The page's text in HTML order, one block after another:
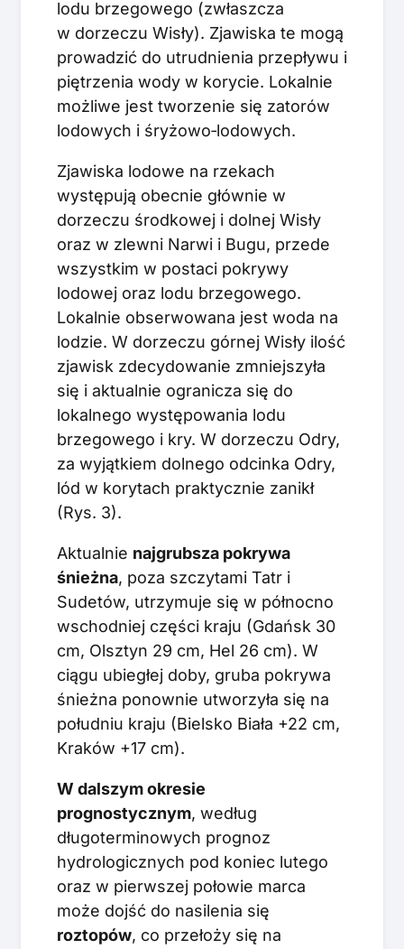
lodu brzegowego (zwłaszcza
w dorzeczu Wisły). Zjawiska te mogą
prowadzić do utrudnienia przepływu i
piętrzenia wody w korycie. Lokalnie
możliwe jest tworzenie się zatorów
lodowych i śryżowo‑lodowych.
Zjawiska lodowe na rzekach
występują obecnie głównie w
dorzeczu środkowej i dolnej Wisły
oraz w zlewni Narwi i Bugu, przede
wszystkim w postaci pokrywy
lodowej oraz lodu brzegowego.
Lokalnie obserwowana jest woda na
lodzie. W dorzeczu górnej Wisły ilość
zjawisk zdecydowanie zmniejszyła
się i aktualnie ogranicza się do
lokalnego występowania lodu
brzegowego i kry. W dorzeczu Odry,
za wyjątkiem dolnego odcinka Odry,
lód w korytach praktycznie zanikł
(Rys. 3).
Aktualnie najgrubsza pokrywa
śnieżna, poza szczytami Tatr i
Sudetów, utrzymuje się w północno
wschodniej części kraju (Gdańsk 30
cm, Olsztyn 29 cm, Hel 26 cm). W
ciągu ubiegłej doby, gruba pokrywa
śnieżna ponownie utworzyła się na
południu kraju (Bielsko Biała +22 cm,
Kraków +17 cm).
W dalszym okresie
prognostycznym, według
długoterminowych prognoz
hydrologicznych pod koniec lutego
oraz w pierwszej połowie marca
może dojść do nasilenia się
roztopów, co przełoży się na